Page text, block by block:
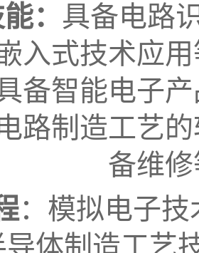
： 具备电路
入式技术应
备智能电子
路制造工艺
备维
：模拟电子
体制造工艺